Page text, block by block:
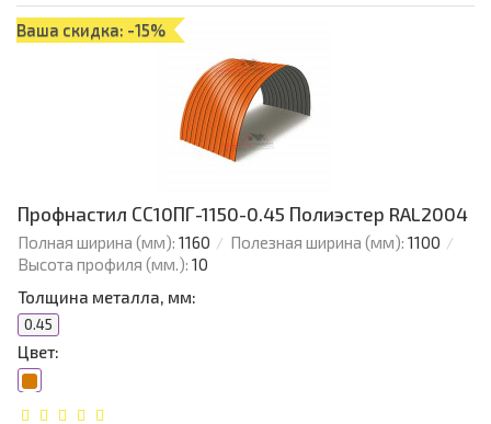
Ваша скидка: -15%
Профнастил СС10ПГ-1150-0.45 Полиэстер RAL2004
Полная ширина (мм): 1160 Полезная ширина (мм): 1100
Высота профиля (мм.): 10
Толщина металла, мм:
0.45
Цвет: